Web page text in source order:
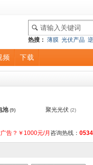
热搜： 薄膜 光伏产品
频 下载
池 (9) 聚光光伏 (2)
告？￥1000元/月 咨询热线：